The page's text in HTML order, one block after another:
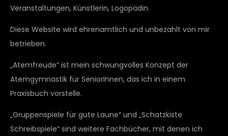
Veranstaltungen, Künstlerin, Logopädin.
Diese Website wird ehrenamtlich und unbezahlt von mir
betrieben.
„Atemfreude“ ist mein schwungvolles Konzept der
Atemgymnastik für SeniorInnen, das ich in einem
Praxisbuch vorstelle.
„Gruppenspiele für gute Laune“ und „Schatzkiste
Schreibspiele“ sind weitere Fachbücher, mit denen ich